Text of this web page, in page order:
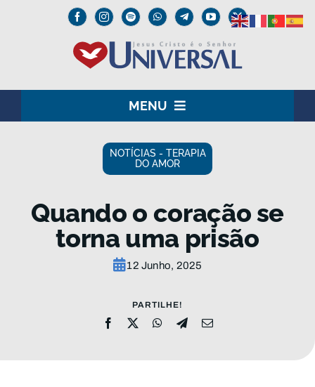
MENU
O SENHOR JESUS
INSTITUCIONAL
UNIVERSAL+
NOTÍCIAS - TERAPIA
DO AMOR
Quando o coração se
torna uma prisão
12 Junho, 2025
PARTILHE!